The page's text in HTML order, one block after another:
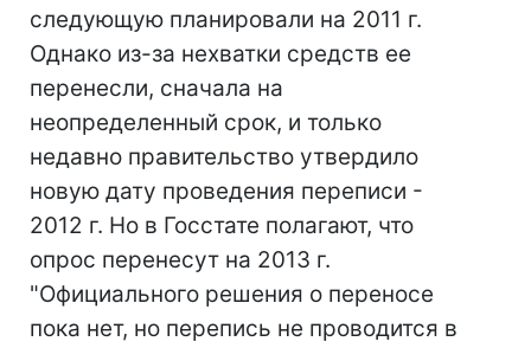
следующую планировали на 2011 г.
Однако из-за нехватки средств ее
перенесли, сначала на
неопределенный срок, и только
недавно правительство утвердило
новую дату проведения переписи -
2012 г. Но в Госстате полагают, что
опрос перенесут на 2013 г.
"Официального решения о переносе
пока нет, но перепись не проводится в